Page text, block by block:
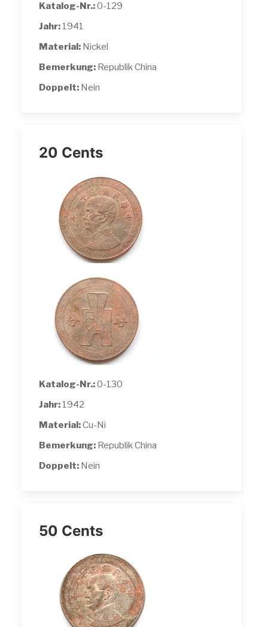
Katalog-Nr.:0-129
Jahr: 1941
Material: Nickel
Bemerkung: Republik China
Doppelt: Nein
20 Cents
Katalog-Nr.:0-130
Jahr: 1942
Material:Cu-Ni
Bemerkung: Republik China
Doppelt: Nein
50 Cents